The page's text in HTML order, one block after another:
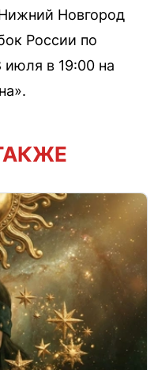
Новгород
России по
июля в 19:00 на